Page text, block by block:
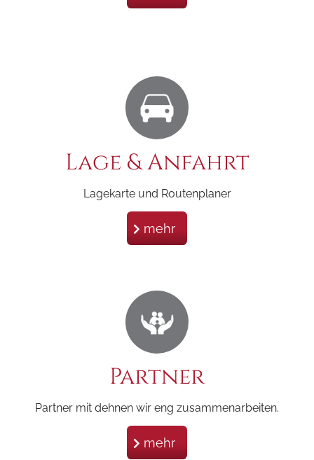
Lage & Anfahrt
Lagekarte und Routenplaner
mehr
Partner
Partner mit dehnen wir eng zusammenarbeiten.
mehr